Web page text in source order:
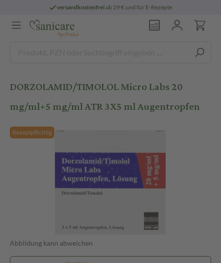
versandkostenfreiab 29 € und für E-Rezepte
DORZOLAMID/TIMOLOL Micro Labs 20
mg/ml+5 mg/ml ATR 3X5 ml Augentropfen
Rezeptpflichtig
Abbildung kann abweichen